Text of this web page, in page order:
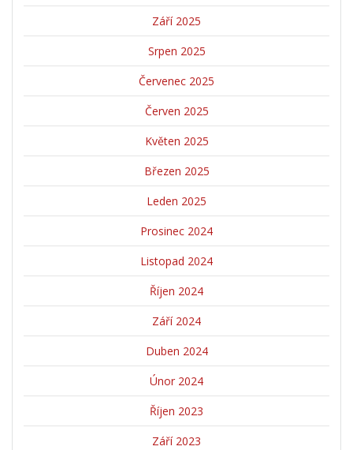
Září 2025
Srpen 2025
Červenec 2025
Červen 2025
Květen 2025
Březen 2025
Leden 2025
Prosinec 2024
Listopad 2024
Říjen 2024
Září 2024
Duben 2024
Únor 2024
Říjen 2023
Září 2023